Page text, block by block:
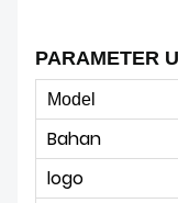
PARAMETER
Model
Bahan
logo